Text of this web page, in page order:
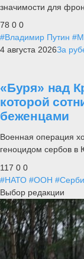
значимости для
78 0 0
#Владимир Путин
4 августа 2026За
«Буря» над
которой
беженцами
Военная операция
геноцидом сербов в
117 0 0
#НАТО #ООН
Выбор редакции